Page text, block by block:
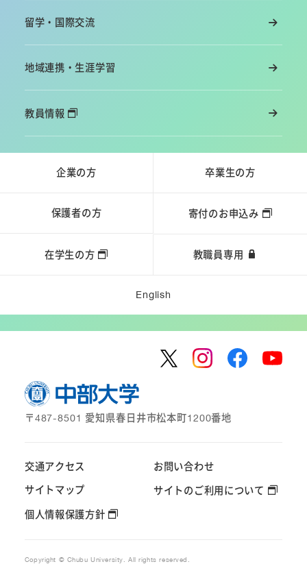
留学・国際交流
地域連携・生涯学習
教員情報
企業の方 卒業生の方
保護者の方 寄付のお申込み
在学生の方 教職員専用
English
〒487-8501 愛知県春日井市松本町1200番地
交通アクセス お問い合わせ
サイトマップ サイトのご利用について
個人情報保護方針
Copyright © Chubu University. All rights reserved.